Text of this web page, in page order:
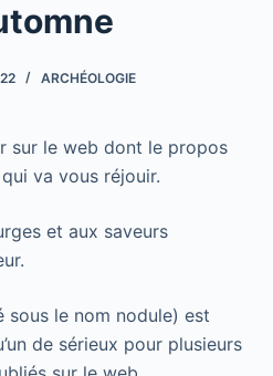
ARCHÉOLOGIE
sur le web dont le propos
va vous réjouir.
et aux saveurs
sous le nom nodule) est
de sérieux pour plusieurs